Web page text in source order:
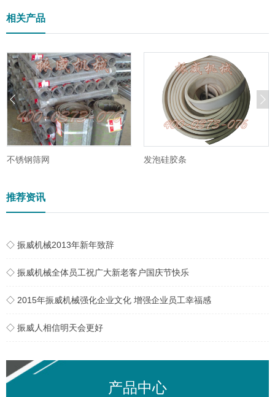
产品中心
相关产品
不锈钢筛网 发泡硅胶条
推荐资讯
◇ 振威机械2013年新年致辞
◇ 振威机械全体员工祝广大新老客户国庆节快乐
◇ 2015年振威机械强化企业文化 增强企业员工幸福感
◇ 振威人相信明天会更好